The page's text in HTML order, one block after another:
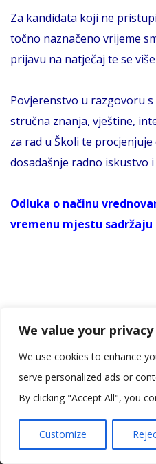
We value your privacy
We use cookies to enhance
serve personalized ads or
By clicking "Accept All", you
Customize
Za kandidata koji ne
točno naznačeno vrijeme
prijavu na natječaj te se
Povjerenstvo u razgovoru
stručna znanja, vještine,
za rad u Školi te
dosadašnje radno iskustvo
Odluka o načinu
vremenu mjestu
Testiranje kandidata
radno mjesto STRUČNOG
Koristimo kolačiće kako bismo
našoj web stranici.
Informacije o kolačićima koje
Prihvaćam